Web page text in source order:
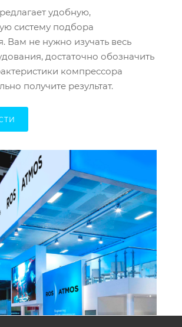
удобную,
систему подбора
Вам не нужно изучать весь
достаточно обозначить
компрессора
получите результат.